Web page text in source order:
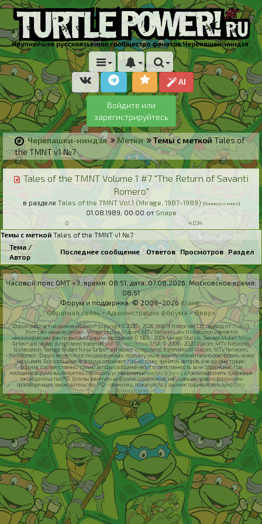
AI
Войдите или
зарегистрируйтесь
Черепашки-ниндзя Метки Темы с меткойTales of
the TMNT v1 №7
Tales of the TMNT Volume 1 #7 "The Return of Savanti
Romero"
в разделе Tales of the TMNT Vol.1 (Mirage, 1987-1989) (Комиксы и книги)
01.08.1989, 00:00 от Snape
0 4.034
Темы с меткой Tales of the TMNT v1 №7
Тема /
Автор
Последнее сообщение Ответов Просмотров Раздел
Часовой пояс GMT +3, время: 08:51 , дата:07.08.2026. Московское время:
08:51
Форум и поддержка: © 2009–2026 Krang.
Обратная связь-Администрация форума -Вверх
Форум работает на движке vBulletin® (copyright ©2000 - 2026, Jelsoft Enterprises Ltd, перевод отzCarot).
Этот сайт никак не связан с Mirage Studios, Viacom, MTV Networks или Nickelodeon и является
некоммерческим фан-проектом. Права на персонажей © 1983 - 2009 Mirage Studios: Teenage Mutant Ninja
Turtles® and related is registered trademarks ofMirage StudiosUSA; © 2009 - 2020 Viacom, MTV Networks,
Nickelodeon: Teenage Mutant Ninja Turtles® and related is registered trademarks of Viacom, MTV Networks,
Nickelodeon. Форум является постмодерируемым, поэтому мы не можем моментально реагировать на все
нарушения. Все сообщения на форуме отражают только точку зрения их авторов, а не администрации
форума, соответственно, только авторы сообщений несут ответственность за их содержание. При
посещении форума вы обязуетесь соблюдать установленныеправила форума, а также выполнять требования
законодательства РФ. Если вы заметили на форуме содержимое, нарушающее правила форума или
противоречащее законодательству РФ - свяжитесь, пожалуйста, с администрацией используяформу
обратной связи.